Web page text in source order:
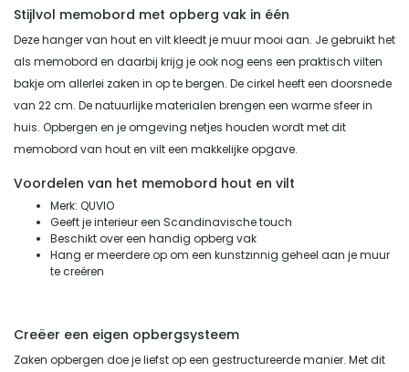
Stijlvol memobord met opberg vak in één
Deze hanger van hout en vilt kleedt je muur mooi aan. Je gebruikt het
als memobord en daarbij krijg je ook nog eens een praktisch vilten
bakje om allerlei zaken in op te bergen. De cirkel heeft een doorsnede
van 22 cm. De natuurlijke materialen brengen een warme sfeer in
huis. Opbergen en je omgeving netjes houden wordt met dit
memobord van hout en vilt een makkelijke opgave.
Voordelen van het memobord hout en vilt
Merk: QUVIO
Geeft je interieur een Scandinavische touch
Beschikt over een handig opberg vak
Hang er meerdere op om een kunstzinnig geheel aan je muur
te creëren
Creëer een eigen opbergsysteem
Zaken opbergen doe je liefst op een gestructureerde manier. Met dit